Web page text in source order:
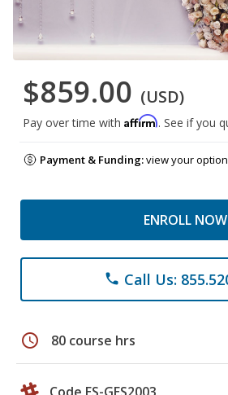
$859.00 (USD)
Pay over time with Affirm. See if you
Payment & Funding:view your
ENROLL NOW
phone Call Us:
schedule 80 course hrs